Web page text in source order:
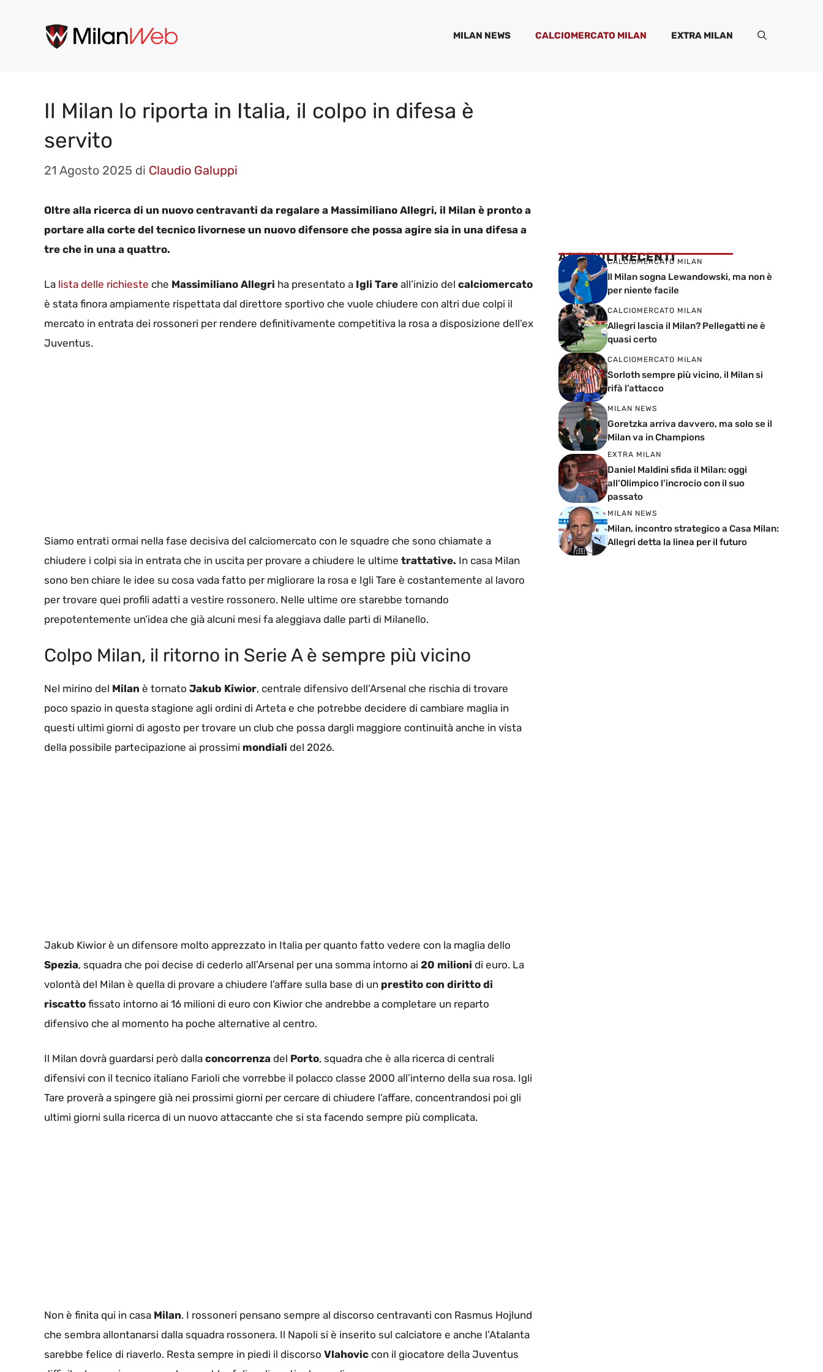
MILAN NEWS CALCIOMERCATO MILAN EXTRA MILAN
Il Milan lo riporta in Italia, il colpo in difesa è
servito
21 Agosto 2025 di Claudio Galuppi
Oltre alla ricerca di un nuovo centravanti da regalare a Massimiliano Allegri, il Milan è pronto a
portare alla corte del tecnico livornese un nuovo difensore che possa agire sia in una difesa a
tre che in una a quattro.
La lista delle richieste che Massimiliano Allegri ha presentato a Igli Tare all’inizio del calciomercato
è stata finora ampiamente rispettata dal direttore sportivo che vuole chiudere con altri due colpi il
mercato in entrata dei rossoneri per rendere definitivamente competitiva la rosa a disposizione dell’ex
Juventus.
Siamo entrati ormai nella fase decisiva del calciomercato con le squadre che sono chiamate a
chiudere i colpi sia in entrata che in uscita per provare a chiudere le ultime trattative. In casa Milan
sono ben chiare le idee su cosa vada fatto per migliorare la rosa e Igli Tare è costantemente al lavoro
per trovare quei profili adatti a vestire rossonero. Nelle ultime ore starebbe tornando
prepotentemente un’idea che già alcuni mesi fa aleggiava dalle parti di Milanello.
Colpo Milan, il ritorno in Serie A è sempre più vicino
Nel mirino del Milan è tornato Jakub Kiwior, centrale difensivo dell’Arsenal che rischia di trovare
poco spazio in questa stagione agli ordini di Arteta e che potrebbe decidere di cambiare maglia in
questi ultimi giorni di agosto per trovare un club che possa dargli maggiore continuità anche in vista
della possibile partecipazione ai prossimi mondiali del 2026.
Jakub Kiwior è un difensore molto apprezzato in Italia per quanto fatto vedere con la maglia dello
Spezia, squadra che poi decise di cederlo all’Arsenal per una somma intorno ai 20 milioni di euro. La
volontà del Milan è quella di provare a chiudere l’affare sulla base di un prestito con diritto di
riscatto fissato intorno ai 16 milioni di euro con Kiwior che andrebbe a completare un reparto
difensivo che al momento ha poche alternative al centro.
Il Milan dovrà guardarsi però dalla concorrenza del Porto, squadra che è alla ricerca di centrali
difensivi con il tecnico italiano Farioli che vorrebbe il polacco classe 2000 all’interno della sua rosa. Igli
Tare proverà a spingere già nei prossimi giorni per cercare di chiudere l’affare, concentrandosi poi gli
ultimi giorni sulla ricerca di un nuovo attaccante che si sta facendo sempre più complicata.
Non è finita qui in casa Milan. I rossoneri pensano sempre al discorso centravanti con Rasmus Hojlund
che sembra allontanarsi dalla squadra rossonera. Il Napoli si è inserito sul calciatore e anche l’Atalanta
sarebbe felice di riaverlo. Resta sempre in piedi il discorso Vlahovic con il giocatore della Juventus
ARTICOLI RECENTI
CALCIOMERCATO MILAN
Il Milan sogna Lewandowski, ma non è
per niente facile
CALCIOMERCATO MILAN
Allegri lascia il Milan? Pellegatti ne è
quasi certo
CALCIOMERCATO MILAN
Sorloth sempre più vicino, il Milan si
rifà l’attacco
MILAN NEWS
Goretzka arriva davvero, ma solo se il
Milan va in Champions
EXTRA MILAN
Daniel Maldini sfida il Milan: oggi
all’Olimpico l’incrocio con il suo
passato
MILAN NEWS
Milan, incontro strategico a Casa Milan:
Allegri detta la linea per il futuro